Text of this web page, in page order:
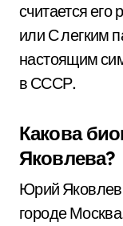
считается
или С легким
настоящим
в СССР.
Какова
Яковлева?
Юрий Яковлев
городе